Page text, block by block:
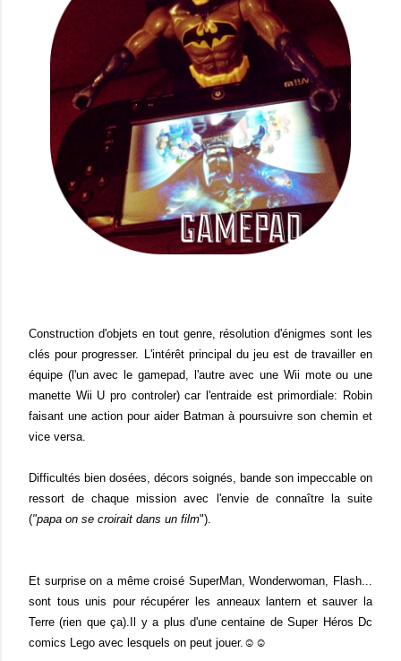
Construction d'objets en tout genre, résolution d'énigmes sont les
clés pour progresser. L'intérêt principal du jeu est de travailler en
équipe (l'un avec le gamepad, l'autre avec une Wii mote ou une
manette Wii U pro controler) car l'entraide est primordiale: Robin
faisant une action pour aider Batman à poursuivre son chemin et
vice versa.
Difficultés bien dosées, décors soignés, bande son impeccable on
ressort de chaque mission avec l'envie de connaître la suite
("papa on se croirait dans un film").
Et surprise on a même croisé SuperMan, Wonderwoman, Flash...
sont tous unis pour récupérer les anneaux lantern et sauver la
Terre (rien que ça).Il y a plus d'une centaine de Super Héros Dc
comics Lego avec lesquels on peut jouer.☺☺